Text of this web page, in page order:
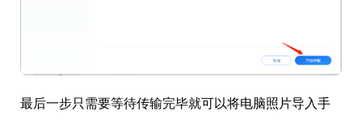
最后一步只需要等待传输完毕就可以将电脑照片导入手